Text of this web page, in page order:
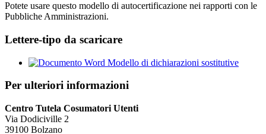
Potete usare questo modello di autocertificazione nei rapporti con le
Pubbliche Amministrazioni.
Lettere-tipo da scaricare
Modello di dichiarazioni sostitutive
Per ulteriori informazioni
Centro Tutela Cosumatori Utenti
Via Dodiciville 2
39100 Bolzano